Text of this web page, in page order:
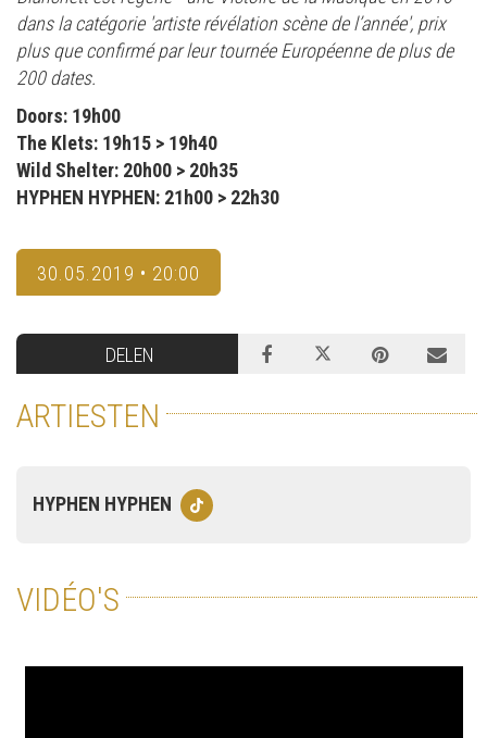
dans la catégorie 'artiste révélation scène de l’année', prix
plus que confirmé par leur tournée Européenne de plus de
200 dates.
Doors: 19h00
The Klets: 19h15 > 19h40
Wild Shelter: 20h00 > 20h35
HYPHEN HYPHEN: 21h00 > 22h30
30.05.2019 • 20:00
DELEN
ARTIESTEN
HYPHEN HYPHEN
VIDÉO'S